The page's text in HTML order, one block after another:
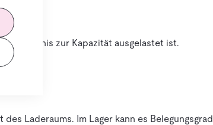
Verhältnis zur Kapazität ausgelastet ist.
Laderaums. Im Lager kann es Belegungsgrad